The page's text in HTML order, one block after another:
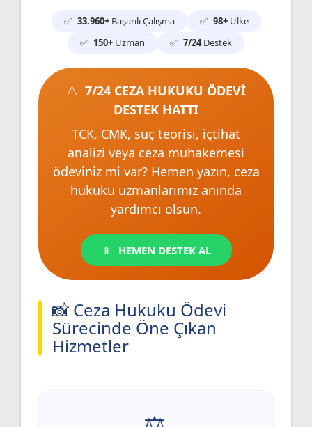
33.960+Başarılı Çalışma 98+Ülke
150+ Uzman 7/24Destek
7/24 CEZA HUKUKU ÖDEVİ
DESTEK HATTI
TCK, CMK, suç teorisi, içtihat
analizi veya ceza muhakemesi
ödeviniz mi var? Hemen yazın, ceza
hukuku uzmanlarımız anında
yardımcı olsun.
HEMEN DESTEK AL
📸 Ceza Hukuku Ödevi
Sürecinde Öne Çıkan
Hizmetler